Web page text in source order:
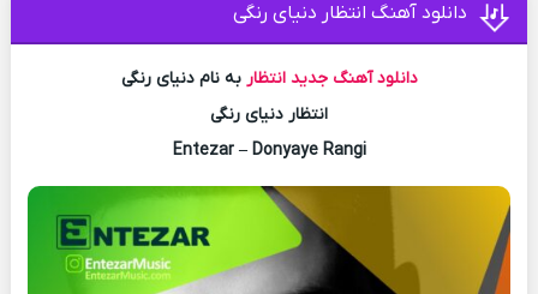
دانلود آهنگ انتظار دنیای رنگی
دانلود آهنگ جدید انتظار به نام دنیای رنگی
انتظار دنیای رنگی
Entezar – Donyaye Rangi